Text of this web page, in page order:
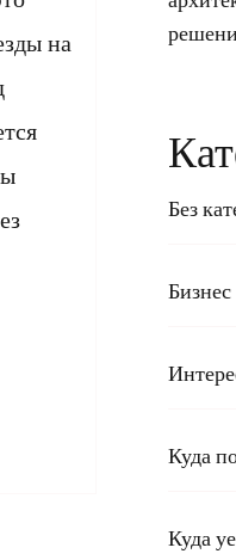
на
Без
Бизнес
Куда
Куда